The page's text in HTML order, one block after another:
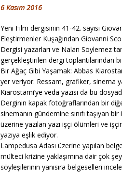
6 Kasım 2016
Yeni Film dergisinin 41-42. sayısı
Eleştirmenler Kuşağından Giovanni
Dergisi yazarları ve Nalan Söylemez
gerçekleştirilen dergi toplantılarından
Bir Ağaç Gibi Yaşamak: Abbas
yer veriyor. Ressam, grafiker, sinema
Kiarostami’ye veda yazısı da bu
Derginin kapak fotoğraflarından bir
sinemanın gündemine sınıfı taşıyan
üzerine yazılan yazı işçi ölümleri ve
yazıya eşlik ediyor.
Lampedusa Adası üzerine yapılan
mülteci krizine yaklaşımına dair çok
söyleşilerinin yanısıra belgeselleri